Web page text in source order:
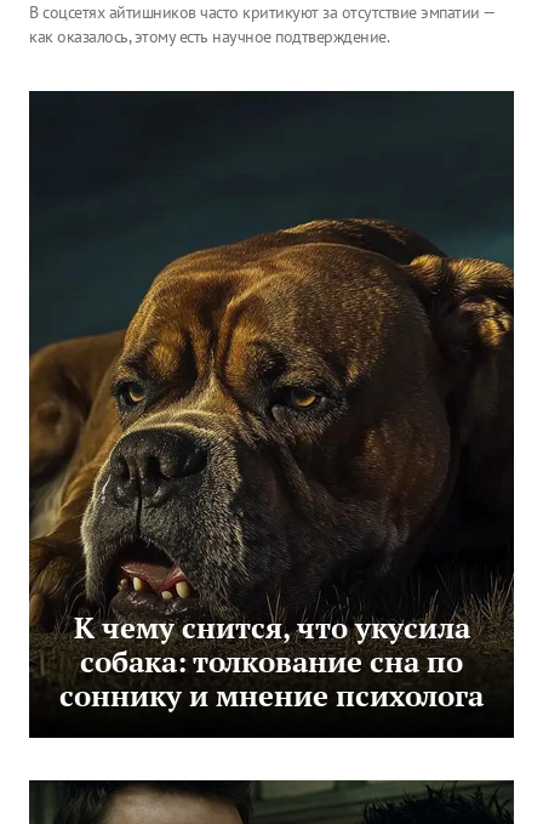
В соцсетях айтишников часто критикуют за отсутствие эмпатии —
как оказалось, этому есть научное подтверждение.
К чему снится, что укусила
собака: толкование сна по
соннику и мнение психолога